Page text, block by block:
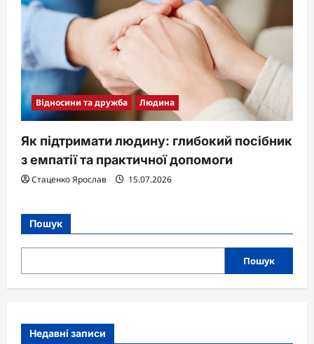
Відносини та дружба Людина
Як підтримати людину: глибокий посібник
з емпатії та практичної допомоги
Стаценко Ярослав 15.07.2026
Пошук
Пошук
Недавні записи